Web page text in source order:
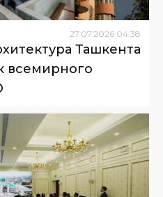
27 07 2026 04:38
Ташкента
всемирного